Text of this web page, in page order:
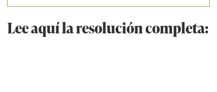
Lee aquí la resolución completa: